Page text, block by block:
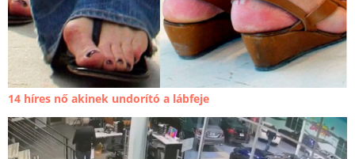
14 híres nő akinek undorító a lábfeje